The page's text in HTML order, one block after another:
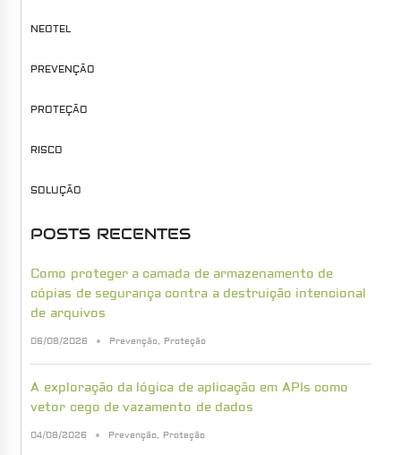
NEOTEL
PREVENÇÃO
PROTEÇÃO
RISCO
SOLUÇÃO
POSTS RECENTES
Como proteger a camada de armazenamento de
cópias de segurança contra a destruição intencional
de arquivos
06/08/2026 Prevenção, Proteção
A exploração da lógica de aplicação em APIs como
vetor cego de vazamento de dados
04/08/2026 Prevenção, Proteção